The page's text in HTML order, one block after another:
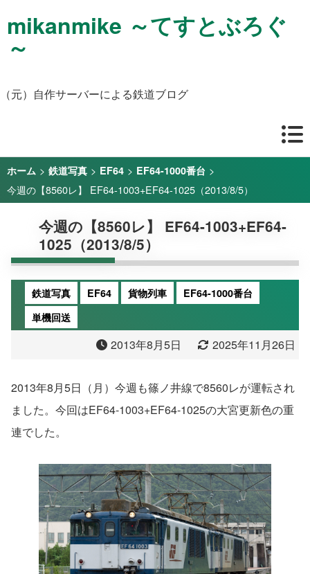
mikanmike ～てすとぶろぐ
～
（元）自作サーバーによる鉄道ブログ
ホーム > 鉄道写真 > EF64 > EF64-1000番台 >
今週の【8560レ】 EF64-1003+EF64-1025（2013/8/5）
今週の【8560レ】 EF64-1003+EF64-
1025（2013/8/5）
鉄道写真 EF64 貨物列車
EF64-1000番台
単機回送
2013年8月5日 2025年11月26日
2013年8月5日（月）今週も篠ノ井線で8560レが運転され
ました。今回はEF64-1003+EF64-1025の大宮更新色の重
連でした。